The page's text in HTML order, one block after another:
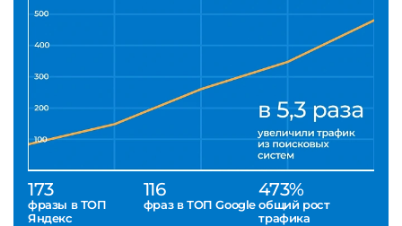
173
фразы в ТОП
Яндекс
116
фраз в ТОП Google
473%
общий рост
трафика